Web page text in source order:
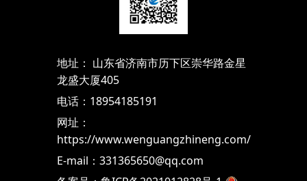
地址： 山东省济南市历下区崇华路金星
龙盛大厦405
电话：18954185191
网址：
https://www.wenguangzhineng.com/
E-mail：331365650@qq.com